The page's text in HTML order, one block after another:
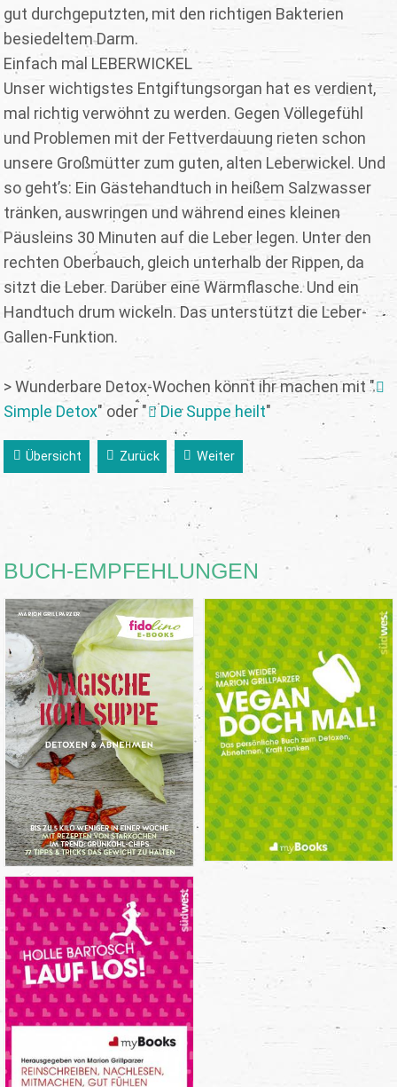
gut durchgeputzten, mit den richtigen Bakterien
besiedeltem Darm.
Einfach mal LEBERWICKEL
Unser wichtigstes Entgiftungsorgan hat es verdient,
mal richtig verwöhnt zu werden. Gegen Völlegefühl
und Problemen mit der Fettverdauung rieten schon
unsere Großmütter zum guten, alten Leberwickel. Und
so geht’s: Ein Gästehandtuch in heißem Salzwasser
tränken, auswringen und während eines kleinen
Päusleins 30 Minuten auf die Leber legen. Unter den
rechten Oberbauch, gleich unterhalb der Rippen, da
sitzt die Leber. Darüber eine Wärmflasche. Und ein
Handtuch drum wickeln. Das unterstützt die Leber-
Gallen-Funktion.
> Wunderbare Detox-Wochen könnt ihr machen mit "
Simple Detox" oder " Die Suppe heilt"
Übersicht Zurück Weiter
BUCH-EMPFEHLUNGEN